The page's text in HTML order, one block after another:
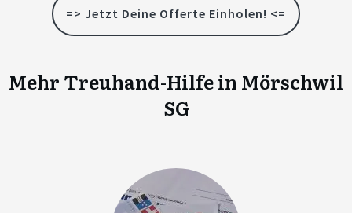
=> Jetzt Deine Offerte Einholen! <=
Mehr Treuhand-Hilfe in Mörschwil
SG